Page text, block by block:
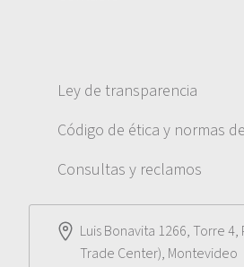
Ley de transparencia
Código de ética y normas
Consultas y reclamos
Luis Bonavita 1266, Torre 4,
Trade Center), Montevideo